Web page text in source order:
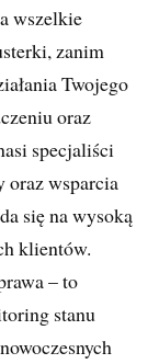
wszelkie
zanim
Twojego
oraz
specjaliści
oraz wsparcia
się na wysoką
klientów.
– to
stanu